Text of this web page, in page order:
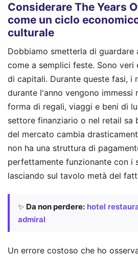
Considerare The Years
come un ciclo
culturale
Dobbiamo smetterla di guardare
come a semplici feste. Sono
di capitali. Durante queste fasi, i
durante l'anno vengono immessi
forma di regali, viaggi e beni di
settore finanziario o nel retail sa
del mercato cambia
non ha una struttura di
perfettamente funzionante con i
lasciando sul tavolo metà del
✨ Da non perdere: hotel
admiral
Un errore costoso che ho